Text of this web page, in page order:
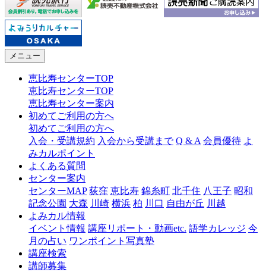
メニュー
恵比寿センターTOP
恵比寿センターTOP
恵比寿センター案内
初めてご利用の方へ
初めてご利用の方へ
入会・受講規約 入会から受講まで Q & A 会員優待 よ
みカルポイント
よくある質問
センター案内
センターMAP 荻窪 恵比寿 錦糸町 北千住 八王子 昭和
記念公園 大森 川崎 横浜 柏 川口 自由が丘 川越
よみカル情報
イベント情報 講座リポート・動画etc. 語学カレッジ 今
月の占い ワンポイント写真塾
講座検索
講師募集